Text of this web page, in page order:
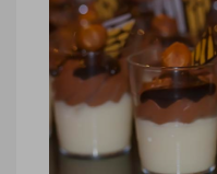
hôtel Belle
fruits de mer
hôtel Belle
mer © Marie-